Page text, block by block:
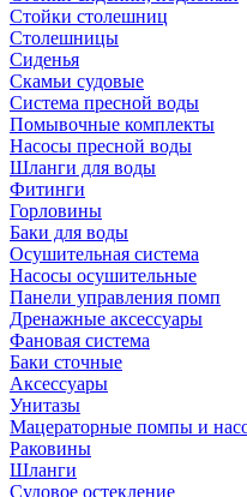
Стойки столешниц
Столешницы
Сиденья
Скамьи судовые
Система пресной воды
Помывочные комплекты
Насосы пресной воды
Шланги для воды
Фитинги
Горловины
Баки для воды
Осушительная система
Насосы осушительные
Панели управления помп
Дренажные аксессуары
Фановая система
Баки сточные
Аксессуары
Унитазы
Мацераторные помпы и
Раковины
Шланги
Судовое остекление